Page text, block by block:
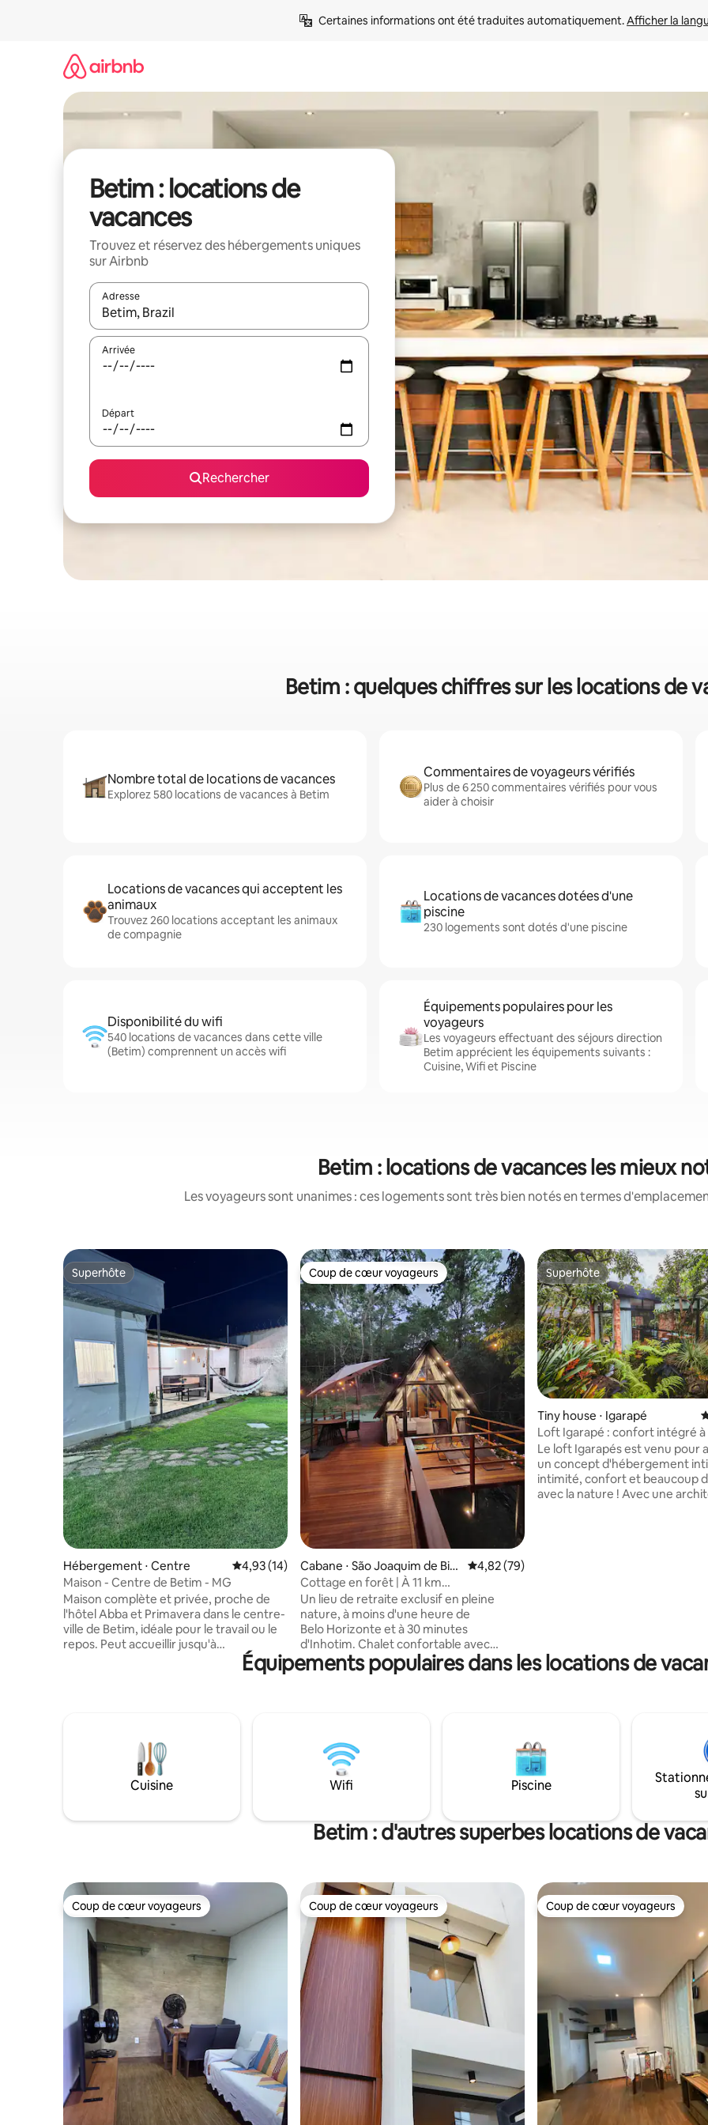
Certaines informations ont été traduites automatiquement. Afficher la
Betim : locations de
vacances
Trouvez et réservez des hébergements uniques
sur Airbnb
Adresse
Lorsque les résultats s'affichent, utilisez les flèches vers le haut et vers le bas pour les parcourir ou en appuyant et en
Arrivée
Départ
Rechercher
Betim : quelques chiffres sur les locations de
Nombre total de locations de vacances
Explorez 580 locations de vacances à Betim
Commentaires de voyageurs vérifiés
Plus de 6 250 commentaires vérifiés pour vous
aider à choisir
Locations de vacances qui acceptent les
animaux
Trouvez 260 locations acceptant les animaux
de compagnie
Locations de vacances dotées d'une
piscine
230 logements sont dotés d'une piscine
Disponibilité du wifi
540 locations de vacances dans cette ville
(Betim) comprennent un accès wifi
Équipements populaires pour les
voyageurs
Les voyageurs effectuant des séjours direction
Betim apprécient les équipements suivants :
Cuisine, Wifi et Piscine
Betim : locations de vacances les mieux
Les voyageurs sont unanimes : ces logements sont très bien notés en termes
Superhôte
Superhôte
Hébergement ⋅ Centre Évaluation moyenne sur la base de 14 commentaires : 4,93 sur 5
4,93 (14)
Maison - Centre de Betim - MG
Maison complète et privée, proche de
l'hôtel Abba et Primavera dans le centre-
ville de Betim, idéale pour le travail ou le
repos. Peut accueillir jusqu'à
4 personnes : 1 lit double et 1 canapé-lit
climatisation. Cour arrière avec pelouse
et espace gourmand couvert (barbecue
non disponible), plan de travail, grande
table et hamac. Excellent emplacement,
divers restaurants.
Coup de cœur voyageurs
Coup de cœur voyageurs
Cabane ⋅ São Joaquim de Bic
as
Évaluation moyenne sur la base de 79
4,82 (79)
Cottage en forêt | À 11 km
d'Inhotim | @chaledamataoficial
Un lieu de retraite exclusif en pleine
nature, à moins d'une heure de
Belo Horizonte et à 30 minutes
d'Inhotim. Chalet confortable avec
terrasse suspendue, jacuzzi extérieur, lit
double, climatisation et cuisine équipée
profiter d'un moment unique à deux. 📍
São Joaquim de Bicas, Minas Gerais –
accès facile depuis Belo Horizonte.
Réservez et venez vivre cette
Superhôte
Superhôte
Tiny house ⋅ Igarapé
Loft Igarapé : confort intégré à
Le loft Igarapés est venu pour
un concept d'hébergement
intimité, confort et beaucoup
avec la nature ! Avec une
Équipements populaires dans les locations de
Cuisine Wifi Piscine
Betim : d'autres superbes locations de
Coup de cœur voyageurs
Coup de cœur voyageurs Coup de cœur voyageurs
Coup de cœur voyageurs Coup de cœur voyageurs
Coup de cœur voyageurs